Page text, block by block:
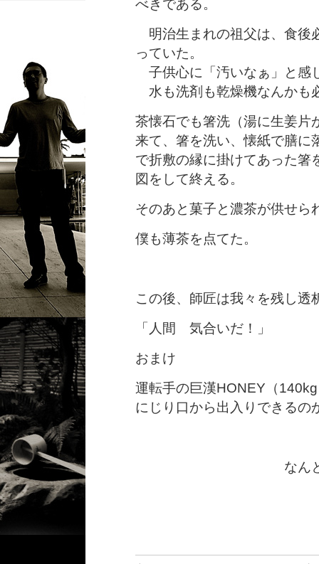
べきである。
明治生まれの祖父は、食後
っていた。
子供心に「汚いなぁ」と感
水も洗剤も乾燥機なんかも
茶懐石でも箸洗（湯に生姜片
来て、箸を洗い、懐紙で膳に
で折敷の縁に掛けてあった箸
図をして終える。
そのあと菓子と濃茶が供せら
僕も薄茶を点てた。
この後、師匠は我々を残し透
「人間 気合いだ！」
おまけ
運転手の巨漢HONEY（
にじり口から出入りできるの
なんとか通っ